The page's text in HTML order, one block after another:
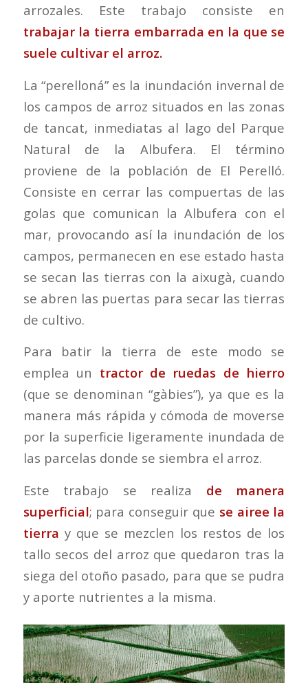
arrozales. Este trabajo consiste en
trabajar la tierra embarrada en la que se
suele cultivar el arroz.
La “perelloná” es la inundación invernal de
los campos de arroz situados en las zonas
de tancat, inmediatas al lago del Parque
Natural de la Albufera. El término
proviene de la población de El Perelló.
Consiste en cerrar las compuertas de las
golas que comunican la Albufera con el
mar, provocando así la inundación de los
campos, permanecen en ese estado hasta
se secan las tierras con la aixugà, cuando
se abren las puertas para secar las tierras
de cultivo.
Para batir la tierra de este modo se
emplea un tractor de ruedas de hierro
(que se denominan “gàbies”), ya que es la
manera más rápida y cómoda de moverse
por la superficie ligeramente inundada de
las parcelas donde se siembra el arroz.
Este trabajo se realiza de manera
superficial; para conseguir que se airee la
tierra y que se mezclen los restos de los
tallo secos del arroz que quedaron tras la
siega del otoño pasado, para que se pudra
y aporte nutrientes a la misma.